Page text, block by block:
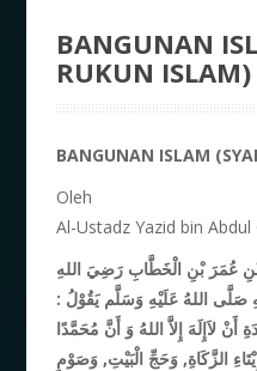
BANGUNAN
RUKUN ISLAM)
BANGUNAN ISLAM
Oleh
Al-Ustadz Yazid bin Abdul
عُمَرَ بْنِ الْخَطَّابِ رَضِيَ اللهِ
اللهُ عَلَيْهِ وَسَلَّم يَقُوْلُ :
لاَإِلَهَ إِلاَّ اللهُ وَ أَنَّ مُحَمَّدًا
الزَّكَاةِ, وَحَجِّ الْبَيْتِ, وَصَوْمِ